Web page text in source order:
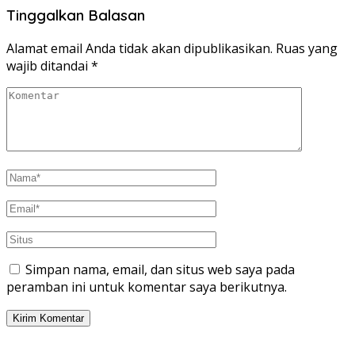
Tinggalkan Balasan
Alamat email Anda tidak akan dipublikasikan. Ruas yang
wajib ditandai *
Simpan nama, email, dan situs web saya pada
peramban ini untuk komentar saya berikutnya.